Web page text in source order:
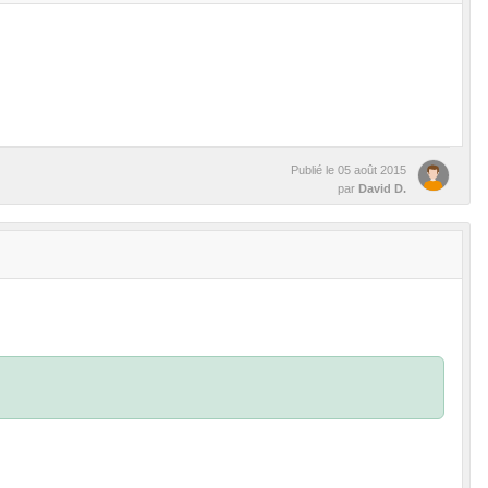
Publié le 05 août 2015
par David D.